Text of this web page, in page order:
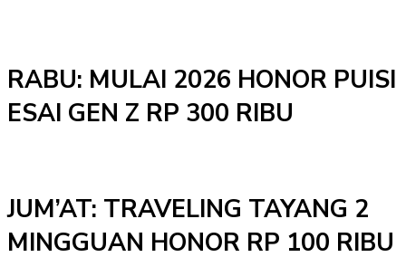
RABU: MULAI 2026 HONOR PUISI
ESAI GEN Z RP 300 RIBU
JUM’AT: TRAVELING TAYANG 2
MINGGUAN HONOR RP 100 RIBU